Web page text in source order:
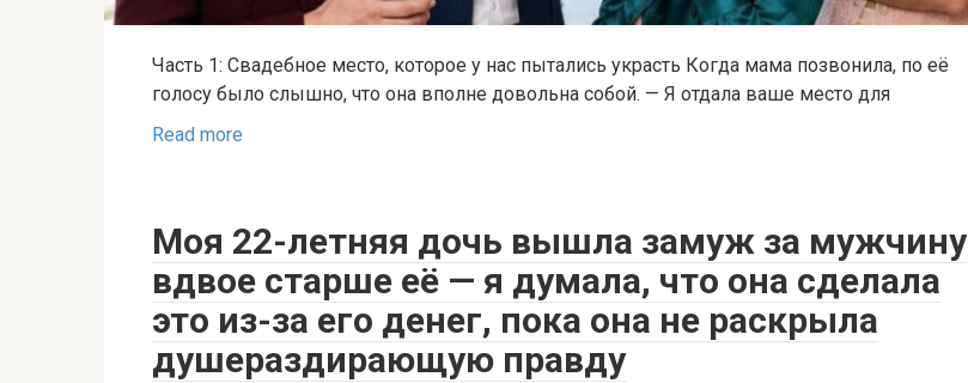
Часть 1: Свадебное место, которое у нас пытались украсть Когда мама позвонила, по её
голосу было слышно, что она вполне довольна собой. — Я отдала ваше место для
Read more
Моя 22-летняя дочь вышла замуж за мужчину
вдвое старше её — я думала, что она сделала
это из-за его денег, пока она не раскрыла
душераздирающую правду